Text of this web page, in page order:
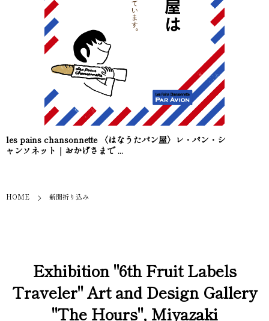
les pains chansonnette 〈はなうたパン屋〉レ・パン・シ
ャンソネット｜おかげさまで ...
HOME 新聞折り込み
Exhibition "6th Fruit Labels
Traveler" Art and Design Gallery
"The Hours", Miyazaki